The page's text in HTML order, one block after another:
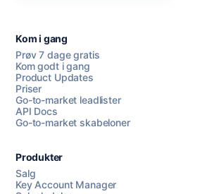
Kom i gang
Prøv 7 dage gratis
Kom godt i gang
Product Updates
Priser
Go-to-market leadlister
API Docs
Go-to-market skabeloner
Produkter
Salg
Key Account Manager